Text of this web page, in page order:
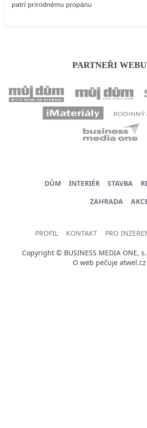
patrí prírodnému propánu
PARTNEŘI WEBU
DŮM INTERIÉR STAVBA
ZAHRADA
PROFIL KONTAKT PRO
Copyright © BUSINESS MEDIA ONE,